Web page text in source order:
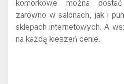
komórkowe można
zarówno w salonach, jak i
sklepach internetowych. A
na każdą kieszeń cenie.